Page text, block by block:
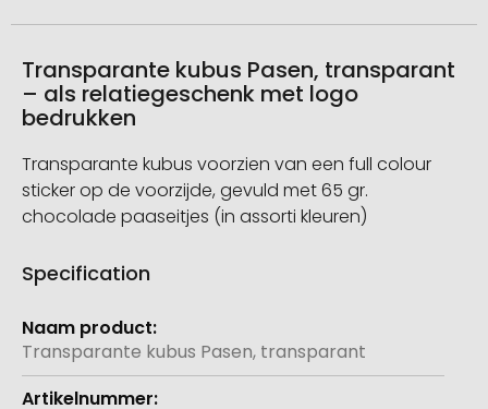
Transparante kubus Pasen, transparant
– als relatiegeschenk met logo
bedrukken
Transparante kubus voorzien van een full colour
sticker op de voorzijde, gevuld met 65 gr.
chocolade paaseitjes (in assorti kleuren)
Specification
Meer
informatie
Transparante kubus Pasen, transparant